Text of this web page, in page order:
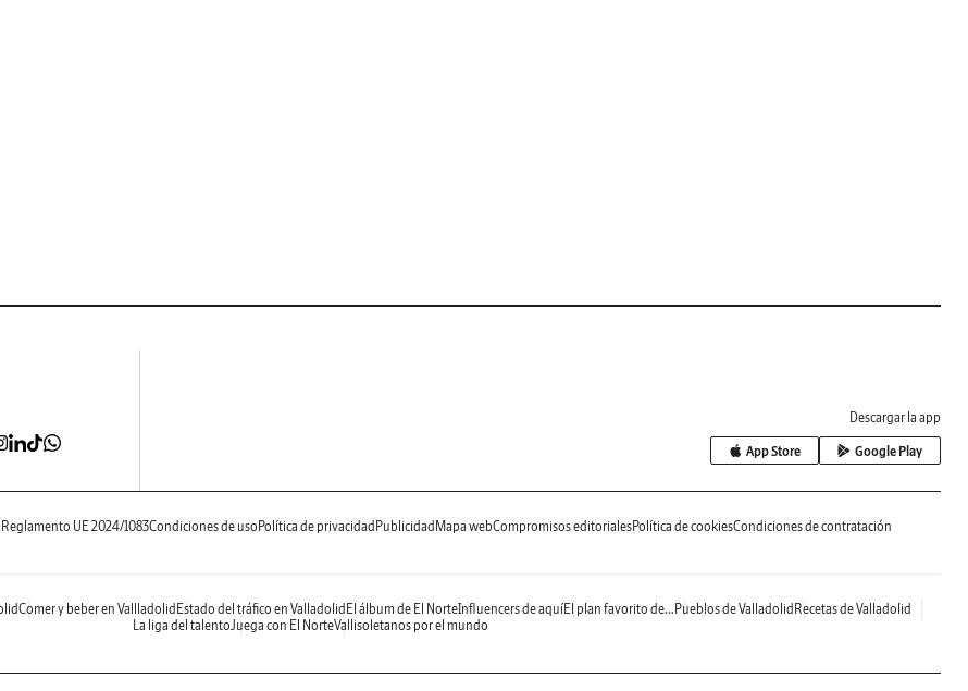
Descargar la app
App Store Google Play
Reglamento UE 2024/1083Condiciones de uso Política de privacidad Publicidad Mapa webCompromisos editorialesPolítica de cookiesCondiciones de contratación
Comer y beber en Vallladolid Estado del tráfico en Valladolid El álbum de El NorteInfluencers de aquíEl plan favorito de... Pueblos de Valladolid Recetas de Valladolid
La liga del talentoJuega con El NorteVallisoletanos por el mundo